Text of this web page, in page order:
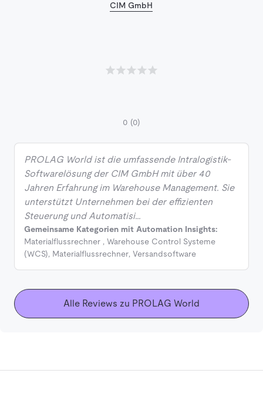
CIM GmbH
0 (0)
PROLAG World ist die umfassende Intralogistik-
Softwarelösung der CIM GmbH mit über 40
Jahren Erfahrung im Warehouse Management. Sie
unterstützt Unternehmen bei der effizienten
Steuerung und Automatisi…
Gemeinsame Kategorien mit Automation Insights:
Materialflussrechner , Warehouse Control Systeme
(WCS), Materialflussrechner, Versandsoftware
Alle Reviews zu PROLAG World